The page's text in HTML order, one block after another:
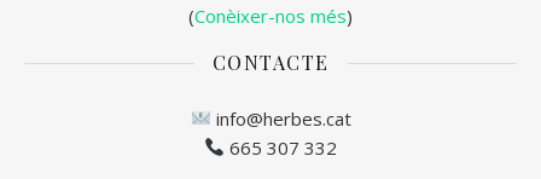
(Conèixer-nos més)
CONTACTE
info@herbes.cat
665 307 332